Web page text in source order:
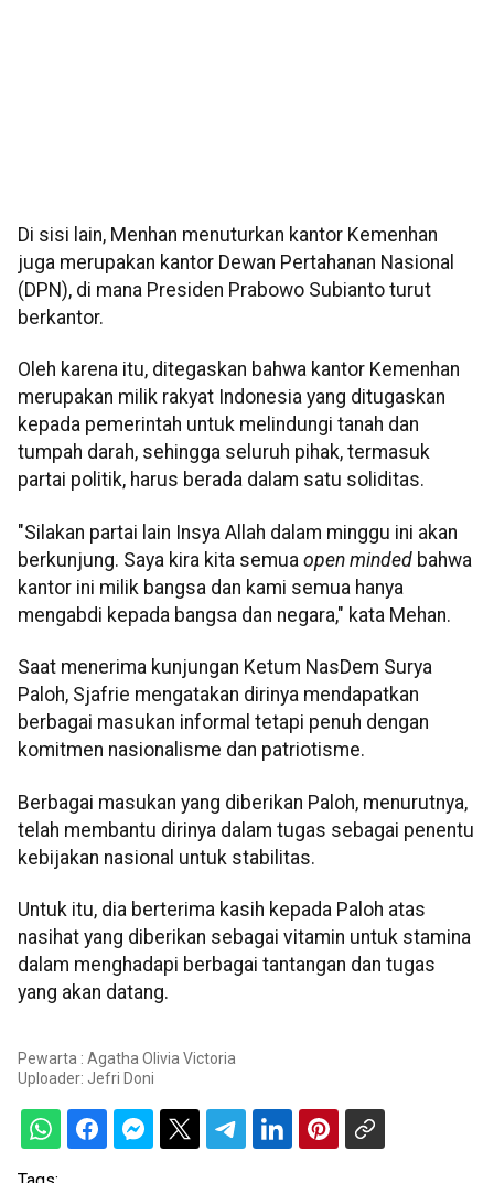
Di sisi lain, Menhan menuturkan kantor Kemenhan
juga merupakan kantor Dewan Pertahanan Nasional
(DPN), di mana Presiden Prabowo Subianto turut
berkantor.
Oleh karena itu, ditegaskan bahwa kantor Kemenhan
merupakan milik rakyat Indonesia yang ditugaskan
kepada pemerintah untuk melindungi tanah dan
tumpah darah, sehingga seluruh pihak, termasuk
partai politik, harus berada dalam satu soliditas.
"Silakan partai lain Insya Allah dalam minggu ini akan
berkunjung. Saya kira kita semua open minded bahwa
kantor ini milik bangsa dan kami semua hanya
mengabdi kepada bangsa dan negara," kata Mehan.
Saat menerima kunjungan Ketum NasDem Surya
Paloh, Sjafrie mengatakan dirinya mendapatkan
berbagai masukan informal tetapi penuh dengan
komitmen nasionalisme dan patriotisme.
Berbagai masukan yang diberikan Paloh, menurutnya,
telah membantu dirinya dalam tugas sebagai penentu
kebijakan nasional untuk stabilitas.
Untuk itu, dia berterima kasih kepada Paloh atas
nasihat yang diberikan sebagai vitamin untuk stamina
dalam menghadapi berbagai tantangan dan tugas
yang akan datang.
Pewarta : Agatha Olivia Victoria
Uploader: Jefri Doni